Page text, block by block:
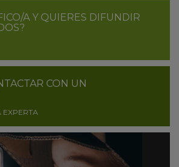
A Y QUIERES DIFUNDIR
CON UN
EXPERTA